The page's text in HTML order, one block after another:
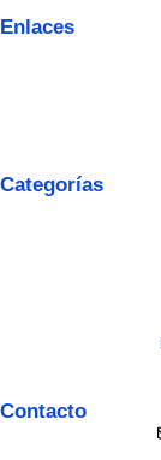
Enlaces
Categorías
Contacto